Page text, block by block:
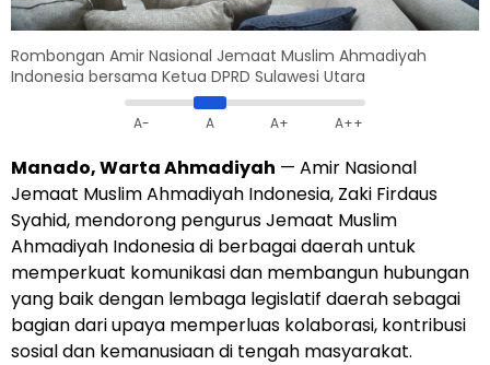
Rombongan Amir Nasional Jemaat Muslim Ahmadiyah
Indonesia bersama Ketua DPRD Sulawesi Utara
A- A A+ A++
Manado, Warta Ahmadiyah — Amir Nasional
Jemaat Muslim Ahmadiyah Indonesia, Zaki Firdaus
Syahid, mendorong pengurus Jemaat Muslim
Ahmadiyah Indonesia di berbagai daerah untuk
memperkuat komunikasi dan membangun hubungan
yang baik dengan lembaga legislatif daerah sebagai
bagian dari upaya memperluas kolaborasi, kontribusi
sosial dan kemanusiaan di tengah masyarakat.